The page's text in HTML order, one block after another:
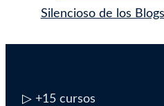
Silencioso de los
▷ +15 cursos